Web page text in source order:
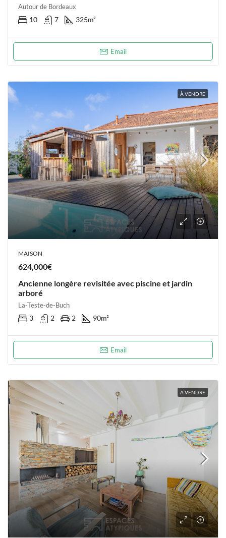
Autour de Bordeaux
10 7 325m²
Email
À VENDRE
MAISON
624,000€
Ancienne longère revisitée avec piscine et jardin
arboré
La-Teste-de-Buch
3 2 2 90m²
Email
À VENDRE